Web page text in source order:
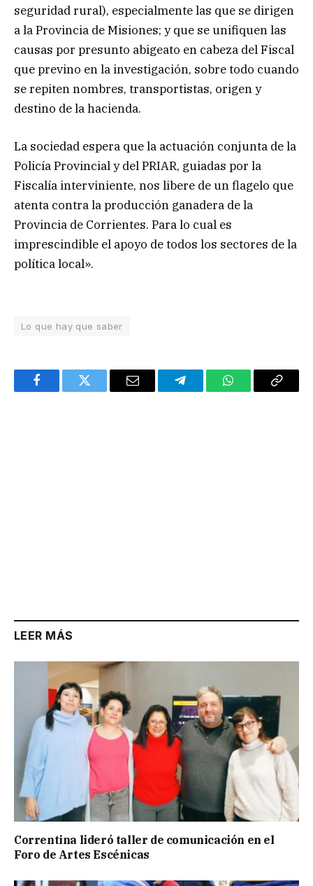
seguridad rural), especialmente las que se dirigen
a la Provincia de Misiones; y que se unifiquen las
causas por presunto abigeato en cabeza del Fiscal
que previno en la investigación, sobre todo cuando
se repiten nombres, transportistas, origen y
destino de la hacienda.
La sociedad espera que la actuación conjunta de la
Policía Provincial y del PRIAR, guiadas por la
Fiscalía interviniente, nos libere de un flagelo que
atenta contra la producción ganadera de la
Provincia de Corrientes. Para lo cual es
imprescindible el apoyo de todos los sectores de la
política local».
Lo que hay que saber
FacebookTwitter Email TelegramWhatsAppCopy
LEER MÁS
Correntina lideró taller de comunicación en el
Foro de Artes Escénicas